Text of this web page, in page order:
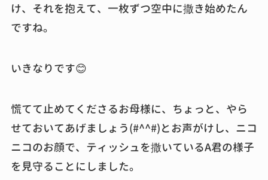
け、それを抱えて、一枚ずつ空中に撒き始めたん
ですね。
いきなりです😊
慌てて止めてくださるお母様に、ちょっと、やら
せておいてあげましょう(#^^#)とお声がけし、ニコ
ニコのお顔で、ティッシュを撒いているA君の様子
を見守ることにしました。